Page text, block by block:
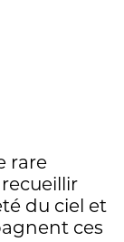
rare
du ciel et
ces